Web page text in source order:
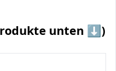
unten ⬇️)